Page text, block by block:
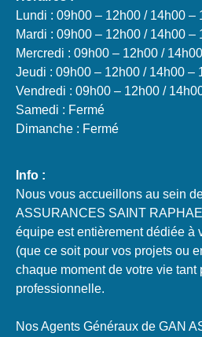
Lundi : 09h00 – 12h00 / 14h00 –
Mardi : 09h00 – 12h00 / 14h00 –
Mercredi : 09h00 – 12h00 /
Jeudi : 09h00 – 12h00 / 14h00 –
Vendredi : 09h00 – 12h00 /
Samedi : Fermé
Dimanche : Fermé
Info :
Nous vous accueillons au sein
ASSURANCES SAINT
équipe est entièrement dédiée à
(que ce soit pour vos projets ou
chaque moment de votre vie tant
professionnelle.
Nos Agents Généraux de GAN